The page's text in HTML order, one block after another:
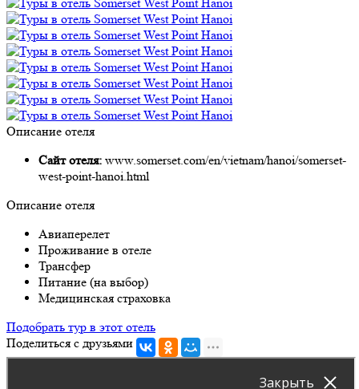
Описание отеля
Сайт отеля: www.somerset.com/en/vietnam/hanoi/somerset-
west-point-hanoi.html
Описание отеля
Авиаперелет
Проживание в отеле
Трансфер
Питание (на выбор)
Медицинская страховка
Подобрать тур в этот отель
Поделиться с друзьями